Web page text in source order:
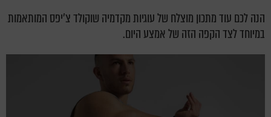
הנה לכם עוד מתכון מוצלח של עוגיות מקדמיה שוקולד צ'יפס המותאמות
במיוחד לצד הקפה הזה של אמצע היום.